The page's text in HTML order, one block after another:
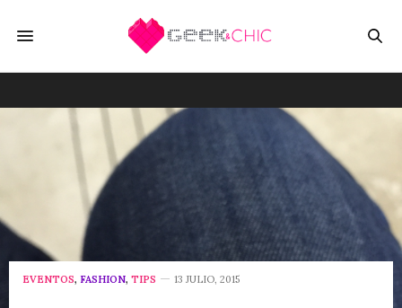
EVENTOS, FASHION, TIPS 13 JULIO, 2015